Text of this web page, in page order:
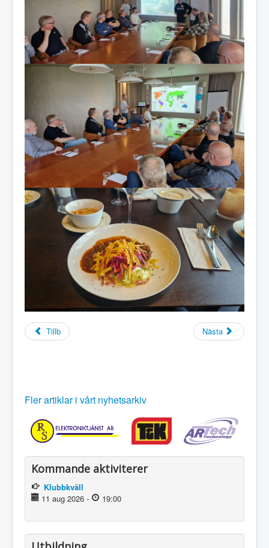
Tillb Nästa
Fler artiklar i vårt nyhetsarkiv
Kommande aktiviterer
Klubbkväll
11 aug 2026 - 19:00